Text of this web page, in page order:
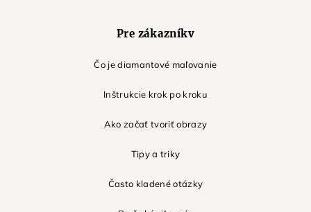
Pre zákazníkv
Čo je diamantové maľovanie
Inštrukcie krok po kroku
Ako začať tvoriť obrazy
Tipy a triky
Často kladené otázky